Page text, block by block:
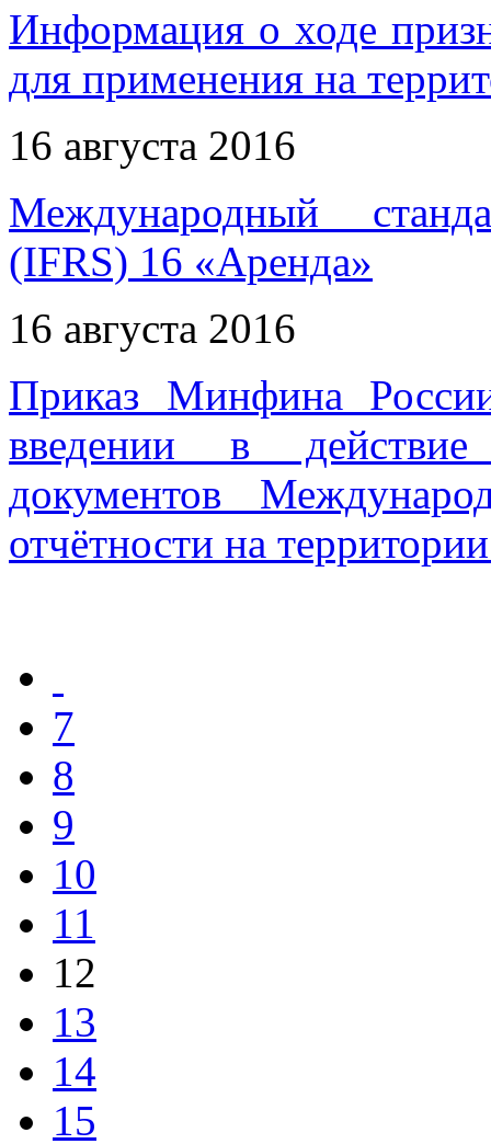
Информация о ходе
для применения на
16 августа 2016
Международный
(IFRS) 16 «Аренда»
16 августа 2016
Приказ Минфина
введении в
документов
отчётности на
7
8
9
10
11
12
13
14
15